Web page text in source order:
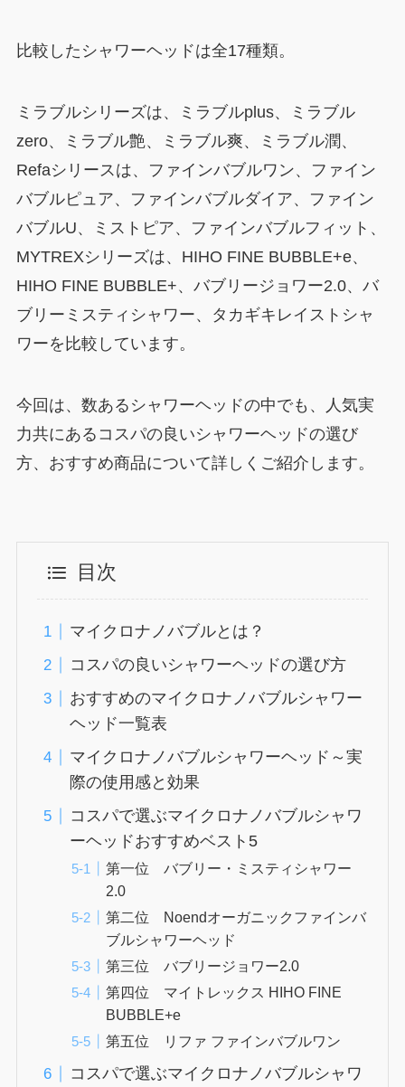
比較したシャワーヘッドは全17種類。
ミラブルシリーズは、ミラブルplus、ミラブル
zero、ミラブル艶、ミラブル爽、ミラブル潤、
Refaシリースは、ファインバブルワン、ファイン
バブルピュア、ファインバブルダイア、ファイン
バブルU、ミストピア、ファインバブルフィット、
MYTREXシリーズは、HIHO FINE BUBBLE+e、
HIHO FINE BUBBLE+、バブリージョワー2.0、バ
ブリーミスティシャワー、タカギキレイストシャ
ワーを比較しています。
今回は、数あるシャワーヘッドの中でも、人気実
力共にあるコスパの良いシャワーヘッドの選び
方、おすすめ商品について詳しくご紹介します。
目次
マイクロナノバブルとは？
コスパの良いシャワーヘッドの選び方
おすすめのマイクロナノバブルシャワー
ヘッド一覧表
マイクロナノバブルシャワーヘッド～実
際の使用感と効果
コスパで選ぶマイクロナノバブルシャワ
ーヘッドおすすめベスト5
第一位 バブリー・ミスティシャワー
2.0
第二位 Noendオーガニックファインバ
ブルシャワーヘッド
第三位 バブリージョワー2.0
第四位 マイトレックス HIHO FINE
BUBBLE+e
第五位 リファ ファインバブルワン
コスパで選ぶマイクロナノバブルシャワ